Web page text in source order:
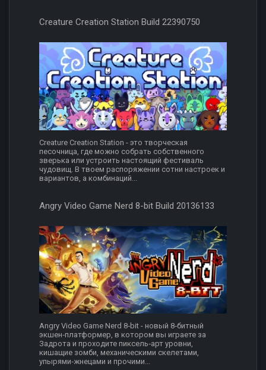
Creature Creation Station Build 22390750
Creature Creation Station - это творческая
песочница, где можно собрать собственного
зверька или устроить настоящий фестиваль
чудовищ. В твоем распоряжении сотни настроек и
вариантов, а комбинаций...
Angry Video Game Nerd 8-bit Build 20136133
Angry Video Game Nerd 8‑bit - новый 8‑битный
экшен‑платформер, в котором вы играете за
Задрота и проходите пиксель‑арт уровни,
кишащие зомби, механическими скелетами,
упырями‑жнецами и прочими...